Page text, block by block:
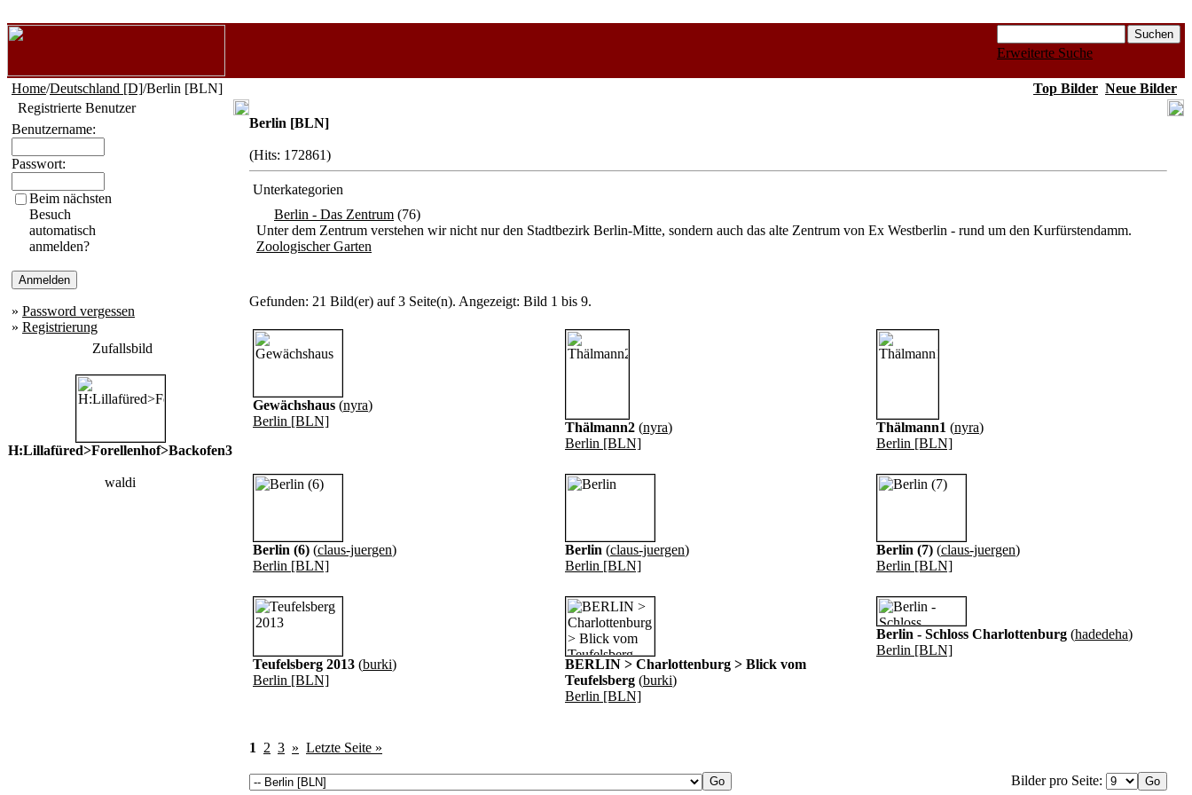
Erweiterte Suche
Home/Deutschland [D]/Berlin [BLN] Top Bilder Neue Bilder
Registrierte Benutzer
Benutzername:
Passwort:
Beim nächsten
Besuch
automatisch
anmelden?
» Password vergessen
» Registrierung
Zufallsbild
H:Lillafüred>Forellenhof>Backofen3
waldi
Berlin [BLN]
(Hits: 172861)
Unterkategorien
Berlin - Das Zentrum (76)
Unter dem Zentrum verstehen wir nicht nur den Stadtbezirk Berlin-Mitte, sondern auch das alte Zentrum von Ex Westberlin - rund um den Kurfürstendamm.
Zoologischer Garten
Gefunden: 21 Bild(er) auf 3 Seite(n). Angezeigt: Bild 1 bis 9.
Gewächshaus (nyra)
Berlin [BLN]
Thälmann2 (nyra)
Berlin [BLN]
Thälmann1 (nyra)
Berlin [BLN]
Berlin (6) (claus-juergen)
Berlin [BLN]
Berlin (claus-juergen)
Berlin [BLN]
Berlin (7) (claus-juergen)
Berlin [BLN]
Teufelsberg 2013 (burki)
Berlin [BLN]
BERLIN > Charlottenburg > Blick vom
Teufelsberg (burki)
Berlin [BLN]
Berlin - Schloss Charlottenburg (hadedeha)
Berlin [BLN]
1 2 3 » Letzte Seite »
Bilder pro Seite: